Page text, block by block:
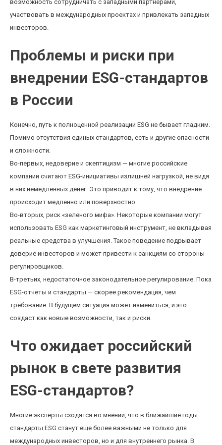
возможность сотрудничать с западными партнерами,
участвовать в международных проектах и привлекать западных
инвесторов.
Проблемы и риски при
внедрении ESG-стандартов
в России
Конечно, путь к полноценной реализации ESG не бывает гладким.
Помимо отсутствия единых стандартов, есть и другие опасности
и сложности.
Во-первых, недоверие и скептицизм — многие российские
компании считают ESG-инициативы излишней нагрузкой, не видя
в них немедленных денег. Это приводит к тому, что внедрение
происходит медленно или поверхностно.
Во-вторых, риск «зеленого мифа». Некоторые компании могут
использовать ESG как маркетинговый инструмент, не вкладывая
реальные средства в улучшения. Такое поведение подрывает
доверие инвесторов и может привести к санкциям со стороны
регулировщиков.
В-третьих, недостаточное законодательное регулирование. Пока
ESG-отчеты и стандарты — скорее рекомендация, чем
требование. В будущем ситуация может измениться, и это
создаст как новые возможности, так и риски.
Что ожидает российский
рынок в свете развития
ESG-стандартов?
Многие эксперты сходятся во мнении, что в ближайшие годы
стандарты ESG станут еще более важными не только для
международных инвесторов, но и для внутреннего рынка. В